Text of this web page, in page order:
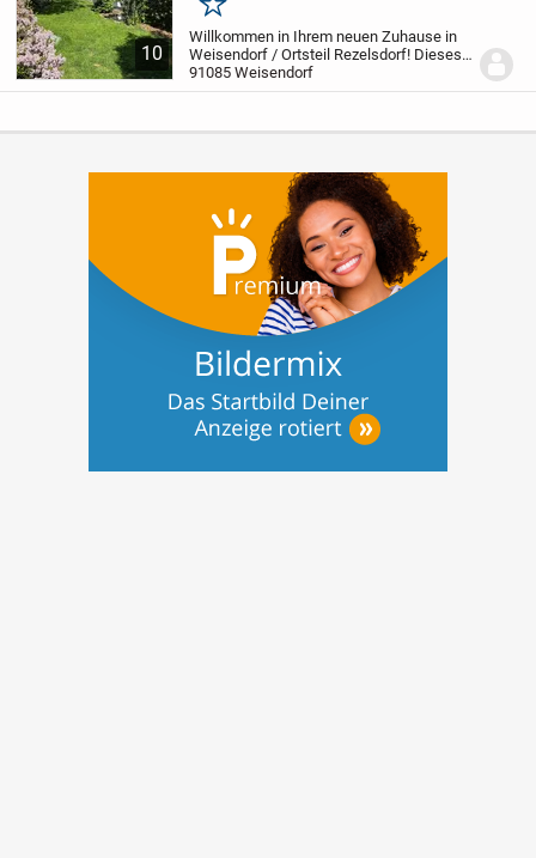
10
Merken
Willkommen in Ihrem neuen Zuhause in
Weisendorf / Ortsteil Rezelsdorf! Dieses
charmante Einfamilienhaus aus dem Jahr
1960 wurde im Jahr 2014 saniert und
91085 Weisendorf